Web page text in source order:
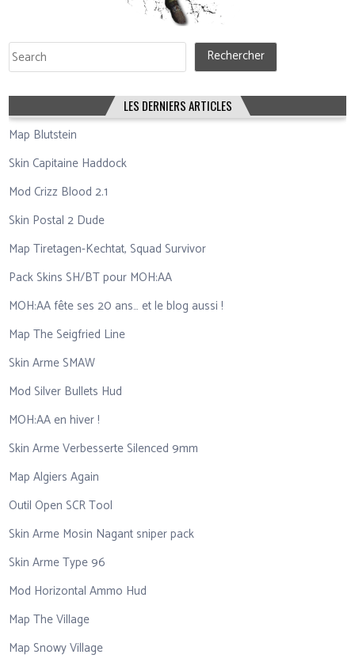
Rechercher Rechercher
LES DERNIERS ARTICLES
Map Blutstein
Skin Capitaine Haddock
Mod Crizz Blood 2.1
Skin Postal 2 Dude
Map Tiretagen-Kechtat, Squad Survivor
Pack Skins SH/BT pour MOH:AA
MOH:AA fête ses 20 ans… et le blog aussi !
Map The Seigfried Line
Skin Arme SMAW
Mod Silver Bullets Hud
MOH:AA en hiver !
Skin Arme Verbesserte Silenced 9mm
Map Algiers Again
Outil Open SCR Tool
Skin Arme Mosin Nagant sniper pack
Skin Arme Type 96
Mod Horizontal Ammo Hud
Map The Village
Map Snowy Village